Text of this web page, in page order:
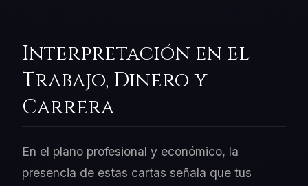
Interpretación en el
Trabajo, Dinero y
Carrera
En el plano profesional y económico, la
presencia de estas cartas señala que tus